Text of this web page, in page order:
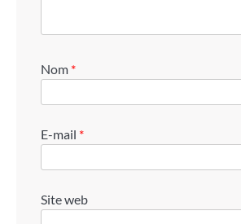
Nom *
E-mail *
Site web